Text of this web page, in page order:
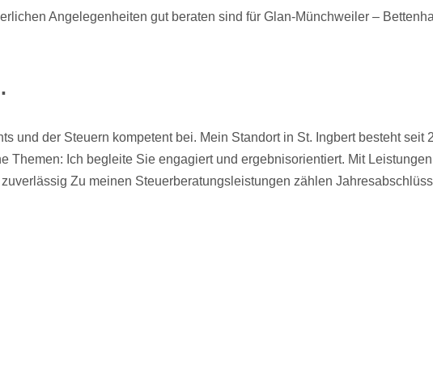
Angelegenheiten gut beraten sind für Glan-Münchweiler –
und der Steuern kompetent bei. Mein Standort in St. Ingbert besteht seit
Themen: Ich begleite Sie engagiert und ergebnisorientiert. Mit
Zu meinen Steuerberatungsleistungen zählen